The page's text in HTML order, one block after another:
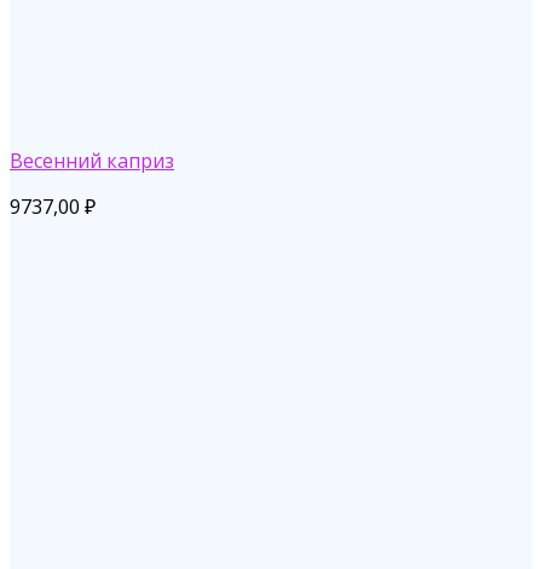
Весенний каприз
9737,00 ₽